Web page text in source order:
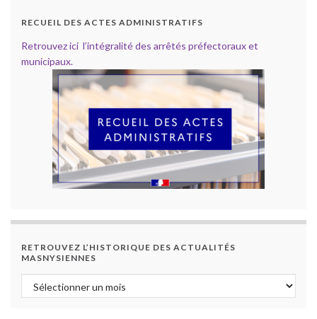
RECUEIL DES ACTES ADMINISTRATIFS
Retrouvez ici l’intégralité des arrêtés préfectoraux et
municipaux.
RETROUVEZ L’HISTORIQUE DES ACTUALITÉS
MASNYSIENNES
Retrouvez l’historique des actualités masnysiennes